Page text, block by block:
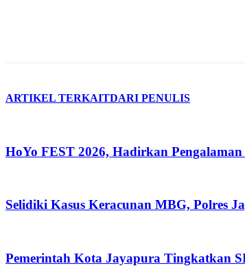
ARTIKEL TERKAITDARI PENULIS
HoYo FEST 2026, Hadirkan
Selidiki Kasus Keracunan MBG, Polres
Pemerintah Kota Jayapura Tingkatkan